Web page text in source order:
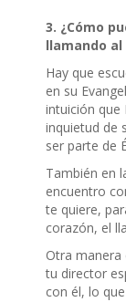
3. ¿Cómo
llamando
Hay que
en su
intuición que
inquietud de
ser parte de
También en
encuentro
te quiere,
corazón, el
Otra manera
tu director
con él, lo